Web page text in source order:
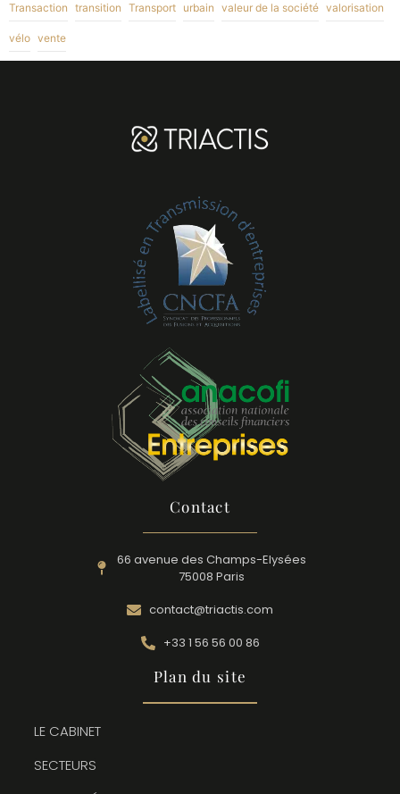
Transaction transition Transport urbain valeur de la société valorisation
vélo vente
Contact
66 avenue des Champs-Elysées
75008 Paris
contact@triactis.com
+33 1 56 56 00 86
Plan du site
LE CABINET
SECTEURS